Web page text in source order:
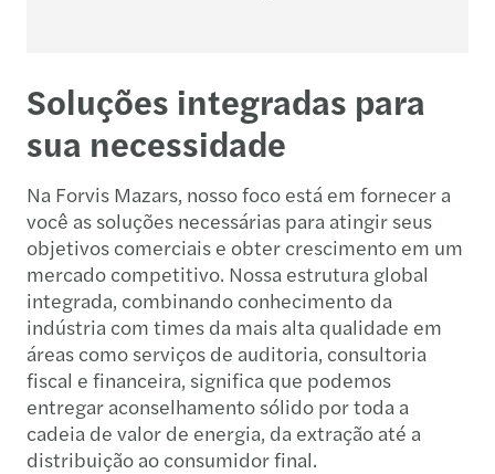
Soluções integradas para
sua necessidade
Na Forvis Mazars, nosso foco está em fornecer a
você as soluções necessárias para atingir seus
objetivos comerciais e obter crescimento em um
mercado competitivo. Nossa estrutura global
integrada, combinando conhecimento da
indústria com times da mais alta qualidade em
áreas como serviços de auditoria, consultoria
fiscal e financeira, significa que podemos
entregar aconselhamento sólido por toda a
cadeia de valor de energia, da extração até a
distribuição ao consumidor final.